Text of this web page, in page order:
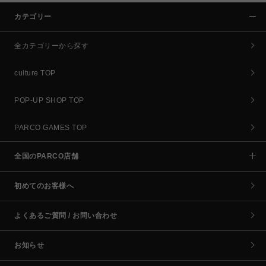
カテゴリー
全カテゴリーから探す
culture TOP
POP-UP SHOP TOP
PARCO GAMES TOP
全国のPARCO店舗
初めてのお客様へ
よくあるご質問 / お問い合わせ
お知らせ